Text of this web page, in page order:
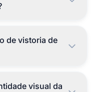
de vistoria de
visual da